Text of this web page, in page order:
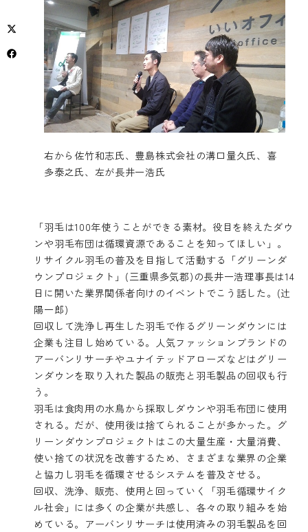
右から佐竹和志氏、豊島株式会社の溝口量久氏、喜
多泰之氏、左が長井一浩氏
「羽毛は100年使うことができる素材。役目を終えたダウ
ンや羽毛布団は循環資源であることを知ってほしい」。
リサイクル羽毛の普及を目指して活動する「グリーンダ
ウンプロジェクト」(三重県多気郡)の長井一浩理事長は14
日に開いた業界関係者向けのイベントでこう話した。(辻
陽一郎)
回収して洗浄し再生した羽毛で作るグリーンダウンには
企業も注目し始めている。人気ファッションブランドの
アーバンリサーチやユナイテッドアローズなどはグリー
ンダウンを取り入れた製品の販売と羽毛製品の回収も行
う。
羽毛は食肉用の水鳥から採取しダウンや羽毛布団に使用
される。だが、使用後は捨てられることが多かった。グ
リーンダウンプロジェクトはこの大量生産・大量消費、
使い捨ての状況を改善するため、さまざまな業界の企業
と協力し羽毛を循環させるシステムを普及させる。
回収、洗浄、販売、使用と回っていく「羽毛循環サイク
ル社会」には多くの企業が共感し、各々の取り組みを始
めている。アーバンリサーチは使用済みの羽毛製品を回